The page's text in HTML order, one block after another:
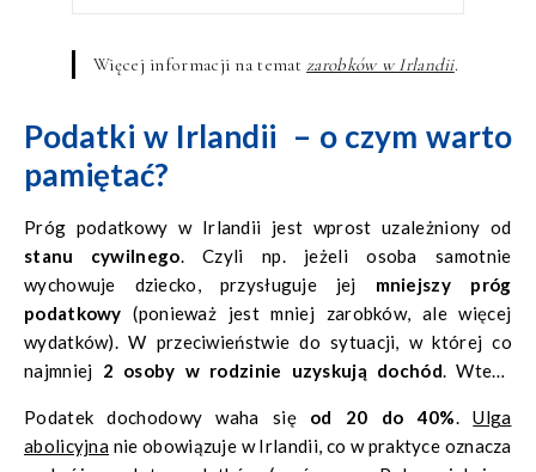
Więcej informacji na tematzarobków w Irlandii.
Podatki w Irlandii – o czym warto
pamiętać?
Próg podatkowy w Irlandii jest wprost uzależniony od
stanu cywilnego. Czyli np. jeżeli osoba samotnie
wychowuje dziecko, przysługuje jej mniejszy próg
podatkowy (ponieważ jest mniej zarobków, ale więcej
wydatków). W przeciwieństwie do sytuacji, w której co
najmniej 2 osoby w rodzinie uzyskują dochód. Wtedy
przy rozliczeniu podatkowym.
Podatek dochodowy waha się od 20 do 40%.Ulga
abolicyjna nie obowiązuje w Irlandii, co w praktyce oznacza